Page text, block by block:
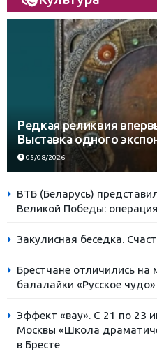
Редкая реликвия
Выставка одного
05/08/2026
ВТБ (Беларусь)
Великой Победы:
Закулисная беседка.
Брестчане отличились
балалайки «Русское
Эффект «вау». С 21 по 23
Москвы «Школа
в Бресте